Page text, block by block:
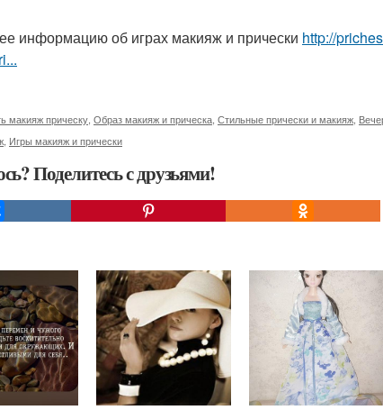
информацию об играх макияж и прически http://
макияж прическу Образ макияж и прическа Стильные прически и макияж
Игры макияж и прически
Поделитесь с друзьями!